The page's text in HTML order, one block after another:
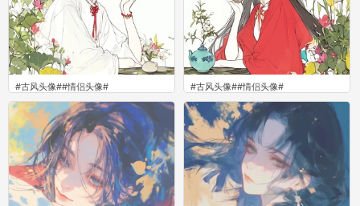
#古风头像##‍情侣头像#
0
#古风头像##‍情侣头像#
0